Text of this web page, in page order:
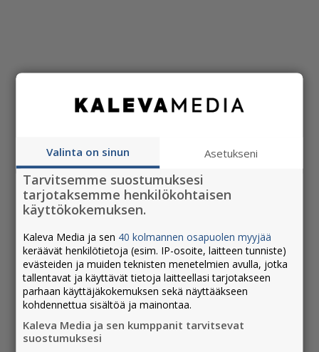
Autamme vuosittain n.5000
pohjoisen yritystä kasvamaan
markkinoinnin keinoin.
Valinta on sinun Asetukseni
Tarvitsemme suostumuksesi
tarjotaksemme henkilökohtaisen
käyttökokemuksen.
Kaleva Media ja sen 40 kolmannen osapuolen myyjää
keräävät henkilötietoja (esim. IP-osoite, laitteen tunniste)
evästeiden ja muiden teknisten menetelmien avulla, jotka
tallentavat ja käyttävät tietoja laitteellasi tarjotakseen
parhaan käyttäjäkokemuksen sekä näyttääkseen
kohdennettua sisältöä ja mainontaa.
Kaleva Media ja sen kumppanit tarvitsevat
suostumuksesi